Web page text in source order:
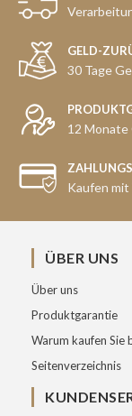
GELD-
30 Tage
12 Monate
Kaufen
ÜBER UNS
Über uns
Produktgarantie
Warum kaufen Sie
Seitenverzeichnis